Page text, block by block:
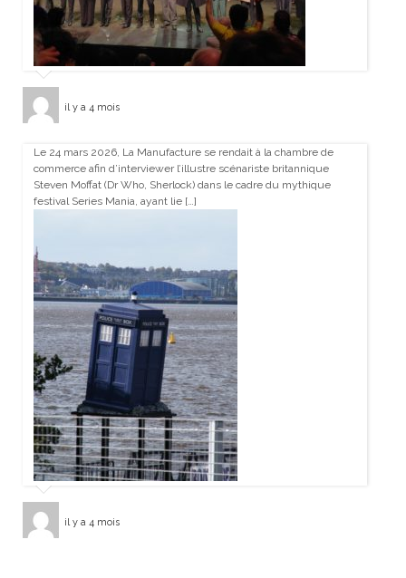
il y a 4 mois
Le 24 mars 2026, La Manufacture se rendait à la chambre de
commerce afin d’interviewer l’illustre scénariste britannique
Steven Moffat (Dr Who, Sherlock) dans le cadre du mythique
festival Series Mania, ayant lie […]
il y a 4 mois